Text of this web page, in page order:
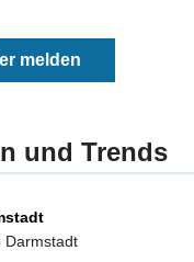
melden
und Trends
Darmstadt